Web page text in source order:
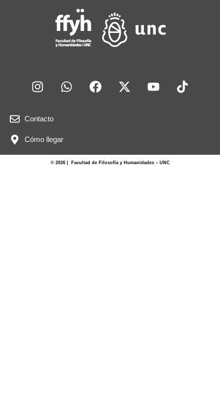
Contacto
Cómo llegar
© 2026 | Facultad de Filosofía y Humanidades – UNC